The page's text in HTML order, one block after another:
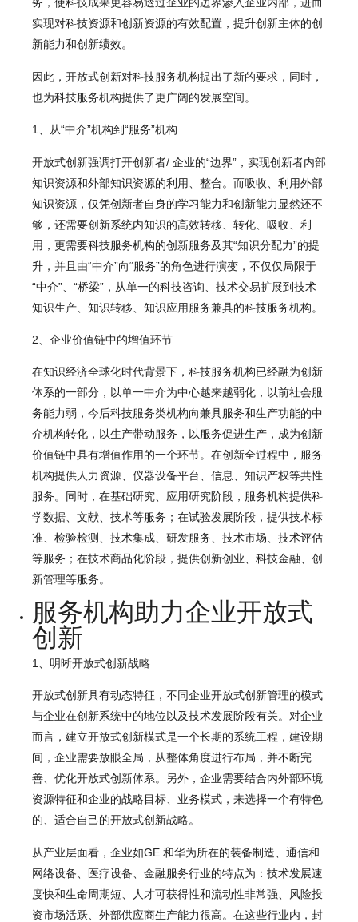
务，使科技成果更容易透过企业的边界渗入企业内部，进而
实现对科技资源和创新资源的有效配置，提升创新主体的创
新能力和创新绩效。
因此，开放式创新对科技服务机构提出了新的要求，同时，
也为科技服务机构提供了更广阔的发展空间。
1、从“中介”机构到“服务”机构
开放式创新强调打开创新者/ 企业的“边界”，实现创新者内部
知识资源和外部知识资源的利用、整合。而吸收、利用外部
知识资源，仅凭创新者自身的学习能力和创新能力显然还不
够，还需要创新系统内知识的高效转移、转化、吸收、利
用，更需要科技服务机构的创新服务及其“知识分配力”的提
升，并且由“中介”向“服务”的角色进行演变，不仅仅局限于
“中介”、“桥梁”，从单一的科技咨询、技术交易扩展到技术
知识生产、知识转移、知识应用服务兼具的科技服务机构。
2、企业价值链中的增值环节
在知识经济全球化时代背景下，科技服务机构已经融为创新
体系的一部分，以单一中介为中心越来越弱化，以前社会服
务能力弱，今后科技服务类机构向兼具服务和生产功能的中
介机构转化，以生产带动服务，以服务促进生产，成为创新
价值链中具有增值作用的一个环节。在创新全过程中，服务
机构提供人力资源、仪器设备平台、信息、知识产权等共性
服务。同时，在基础研究、应用研究阶段，服务机构提供科
学数据、文献、技术等服务；在试验发展阶段，提供技术标
准、检验检测、技术集成、研发服务、技术市场、技术评估
等服务；在技术商品化阶段，提供创新创业、科技金融、创
新管理等服务。
服务机构助力企业开放式
创新
1、明晰开放式创新战略
开放式创新具有动态特征，不同企业开放式创新管理的模式
与企业在创新系统中的地位以及技术发展阶段有关。对企业
而言，建立开放式创新模式是一个长期的系统工程，建设期
间，企业需要放眼全局，从整体角度进行布局，并不断完
善、优化开放式创新体系。另外，企业需要结合内外部环境
资源特征和企业的战略目标、业务模式，来选择一个有特色
的、适合自己的开放式创新战略。
从产业层面看，企业如GE 和华为所在的装备制造、通信和
网络设备、医疗设备、金融服务行业的特点为：技术发展速
度快和生命周期短、人才可获得性和流动性非常强、风险投
资市场活跃、外部供应商生产能力很高。在这些行业内，封